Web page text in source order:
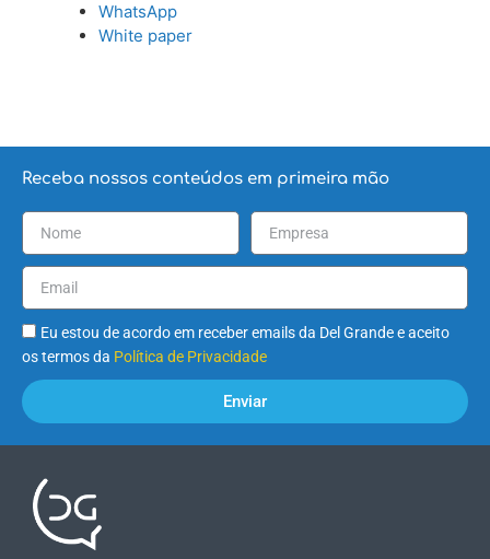
WhatsApp
White paper
Receba nossos conteúdos em primeira mão
Eu estou de acordo em receber emails da Del Grande e aceito
os termos da Política de Privacidade
Enviar